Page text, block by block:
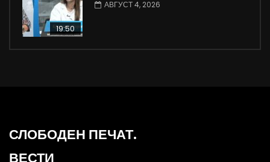
19:50
АВГУСТ 4, 2026
СЛОБОДЕН ПЕЧАТ.
ВЕСТИ